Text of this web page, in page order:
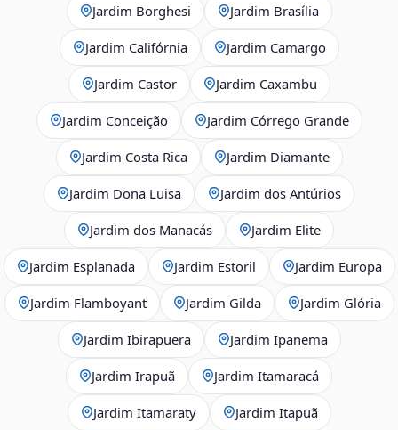
Jardim Borghesi Jardim Brasília
Jardim Califórnia Jardim Camargo
Jardim Castor Jardim Caxambu
Jardim Conceição Jardim Córrego Grande
Jardim Costa Rica Jardim Diamante
Jardim Dona Luisa Jardim dos Antúrios
Jardim dos Manacás Jardim Elite
Jardim Esplanada Jardim Estoril Jardim Europa
Jardim Flamboyant Jardim Gilda Jardim Glória
Jardim Ibirapuera Jardim Ipanema
Jardim Irapuã Jardim Itamaracá
Jardim Itamaraty Jardim Itapuã